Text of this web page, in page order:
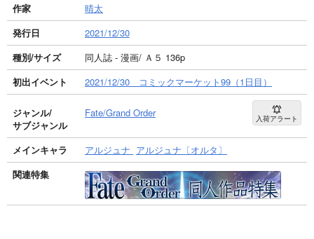
作家
晴太
発行日
2021/12/30
種別/サイズ
同人誌 - 漫画/ Ａ５ 136p
初出イベント
2021/12/30 コミックマーケット99（1日目）
ジャンル/
サブジャンル
Fate/Grand Order 入荷アラート
メインキャラ アルジュナ アルジュナ〔オルタ〕
関連特集